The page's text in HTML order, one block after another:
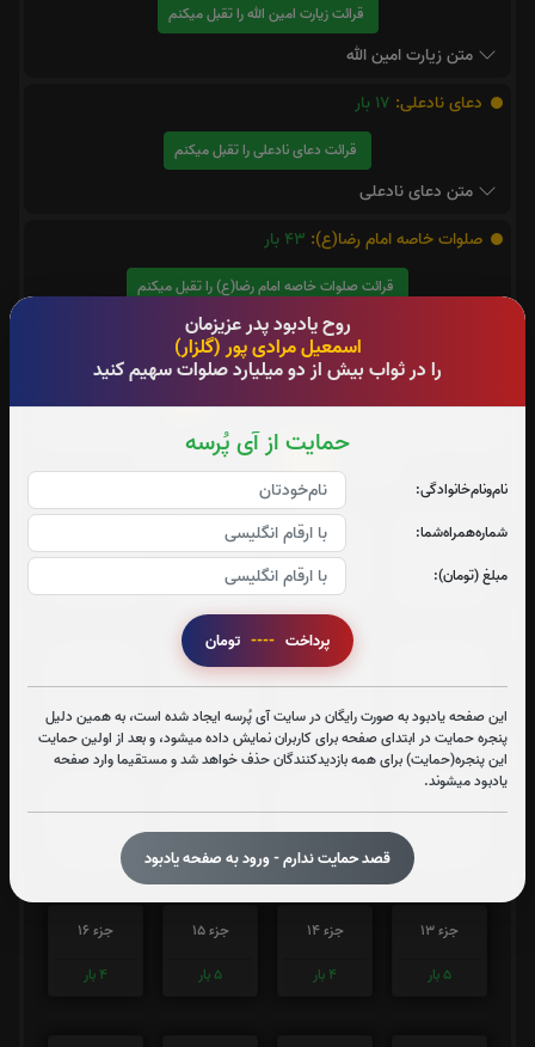
روح یادبود پدر عزیزمان
اسمعیل مرادی پور (گلزار)
را در ثواب بیش از دو میلیارد صلوات سهیم کنید
حمایت از آی پُرسه
نام‌و‌نام‌خانوادگی:
شماره‌همراه‌شما:
مبلغ (تومان):
پرداخت ----
این صفحه یادبود به صورت رایگان در سایت آی پُرسه ایجاد شده است، به همین دلیل
پنجره حمایت در ابتدای صفحه برای کاربران نمایش داده میشود، و بعد از اولین حمایت
این پنجره(حمایت) برای همه بازدیدکنندگان حذف خواهد شد و مستقیما وارد صفحه
یادبود میشوند.
قصد حمایت ندارم - ورود به صفحه یادبود
قرائت زیارت امین الله را تقبل میکنم
متن زیارت امین الله
دعای نادعلی: 17 بار
قرائت دعای نادعلی را تقبل میکنم
متن دعای نادعلی
صلوات خاصه امام رضا(ع): 43 بار
قرائت صلوات خاصه امام رضا(ع) را تقبل میکنم
متن صلوات خاصه امام رضا(ع)
تعداد دفعات ختم قران:
بار
جهت تسریع در ختم قرآن کریم پیشنهاد میشود حضرتعالی جزء
21 را قرائت بفرمایید
جزء 1
8بار
جزء 2
بار
جزء 3
4بار
جزء 6
5 بار
جزء 7
5بار
5بار
جزء 13
5 بار
جزء 14
4 بار
جزء 15
5 بار
جزء 16
4 بار